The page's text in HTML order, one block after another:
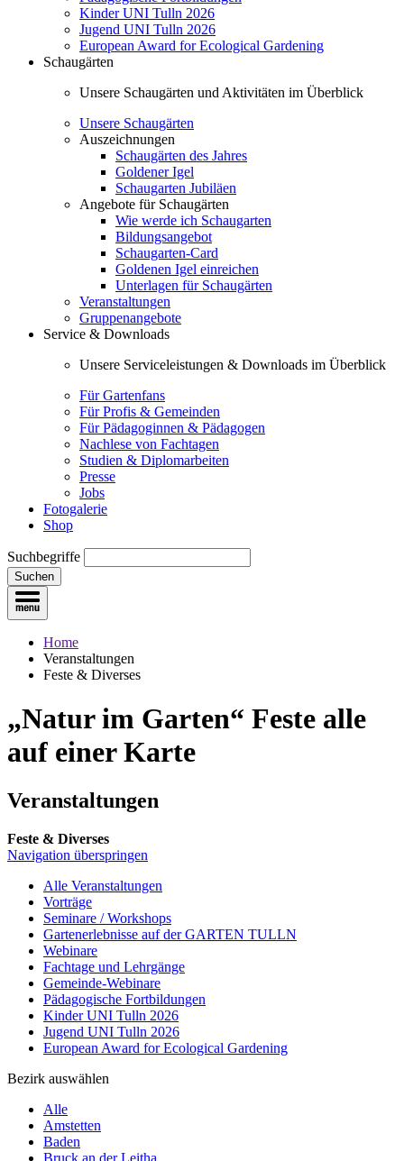
Kinder UNI Tulln 2026
Jugend UNI Tulln 2026
European Award for Ecological Gardening
Schaugärten
Unsere Schaugärten und Aktivitäten im Überblick
Unsere Schaugärten
Auszeichnungen
Schaugärten des Jahres
Goldener Igel
Schaugarten Jubiläen
Angebote für Schaugärten
Wie werde ich Schaugarten
Bildungsangebot
Schaugarten-Card
Goldenen Igel einreichen
Unterlagen für Schaugärten
Veranstaltungen
Gruppenangebote
Service & Downloads
Unsere Serviceleistungen & Downloads im Überblick
Für Gartenfans
Für Profis & Gemeinden
Für Pädagoginnen & Pädagogen
Nachlese von Fachtagen
Studien & Diplomarbeiten
Presse
Jobs
Fotogalerie
Shop
Suchbegriffe
Suchen
Home
Veranstaltungen
Feste & Diverses
„Natur im Garten“ Feste alle
auf einer Karte
Veranstaltungen
Feste & Diverses
Navigation überspringen
Alle Veranstaltungen
Vorträge
Seminare / Workshops
Gartenerlebnisse auf der GARTEN TULLN
Webinare
Fachtage und Lehrgänge
Gemeinde-Webinare
Pädagogische Fortbildungen
Kinder UNI Tulln 2026
Jugend UNI Tulln 2026
European Award for Ecological Gardening
Bezirk auswählen
Alle
Amstetten
Baden
Bruck an der Leitha